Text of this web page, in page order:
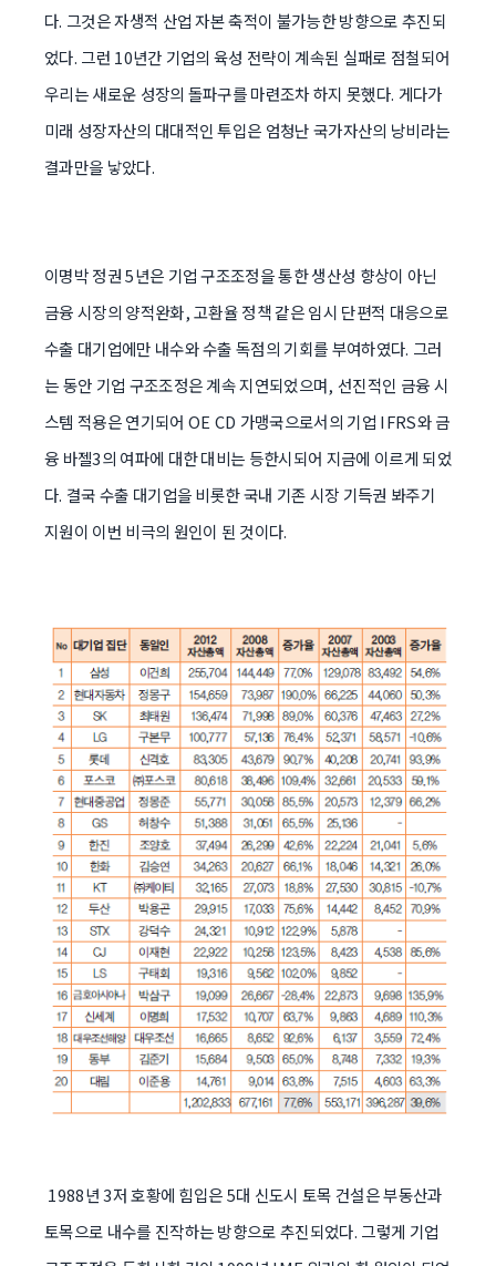
다. 그것은 자생적 산업 자본 축적이 불가능한 방향으로 추진되
었다. 그런 10년간 기업의 육성 전략이 계속된 실패로 점철되어
우리는 새로운 성장의 돌파구를 마련조차 하지 못했다. 게다가
미래 성장자산의 대대적인 투입은 엄청난 국가자산의 낭비라는
결과만을 낳았다.
이명박 정권 5년은 기업 구조조정을 통한 생산성 향상이 아닌
금융 시장의 양적완화, 고환율 정책 같은 임시 단편적 대응으로
수출 대기업에만 내수와 수출 독점의 기회를 부여하였다. 그러
는 동안 기업 구조조정은 계속 지연되었으며, 선진적인 금융 시
스템 적용은 연기되어 OE CD 가맹국으로서의 기업 IFRS와 금
융 바젤3의 여파에 대한 대비는 등한시되어 지금에 이르게 되었
다. 결국 수출 대기업을 비롯한 국내 기존 시장 기득권 봐주기
지원이 이번 비극의 원인이 된 것이다.
1988년 3저 호황에 힘입은 5대 신도시 토목 건설은 부동산과
토목으로 내수를 진작하는 방향으로 추진되었다. 그렇게 기업